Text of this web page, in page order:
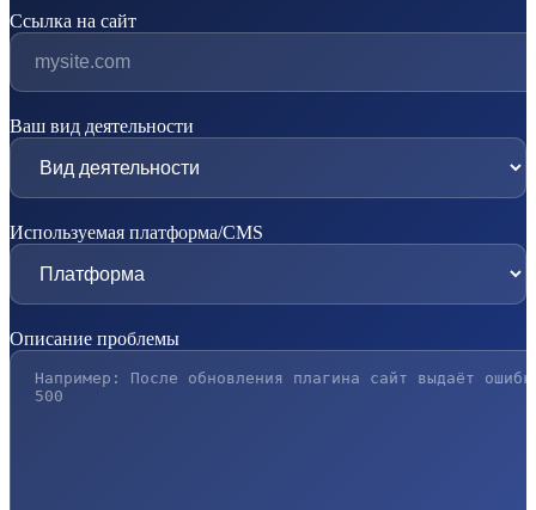
Ссылка на сайт
Ваш вид деятельности
Используемая платформа/CMS
Описание проблемы